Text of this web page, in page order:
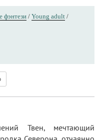
фэнтези / Young adult /
Твен, мечтающий